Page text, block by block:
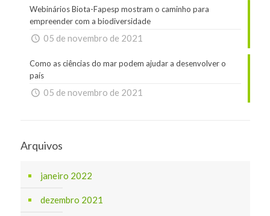
Webinários Biota-Fapesp mostram o caminho para
empreender com a biodiversidade
05 de novembro de 2021
Como as ciências do mar podem ajudar a desenvolver o
país
05 de novembro de 2021
Arquivos
janeiro 2022
dezembro 2021